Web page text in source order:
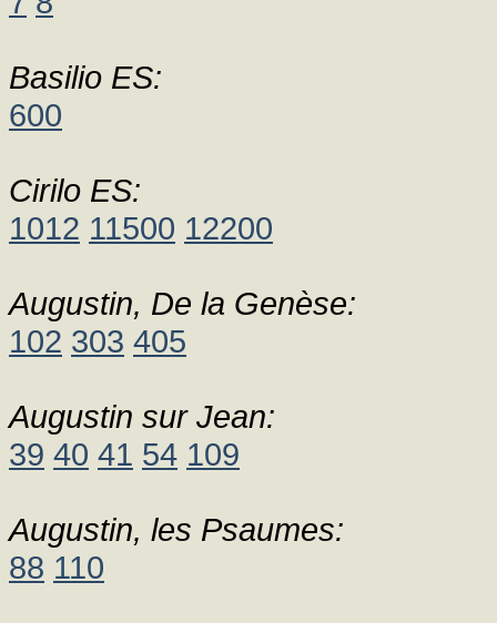
Basilio ES:
600
Cirilo ES:
1012 11500 12200
Augustin, De la Genèse:
102 303 405
Augustin sur Jean:
39 40 41 54 109
Augustin, les Psaumes:
88 110